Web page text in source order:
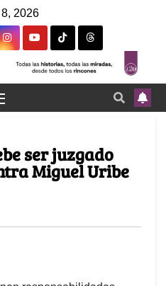
2026
ser juzgado
Miguel Uribe